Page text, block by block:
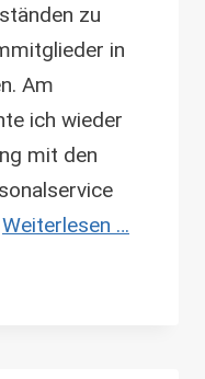
zu
in
Am
ich wieder
mit den
Weiterlesen …